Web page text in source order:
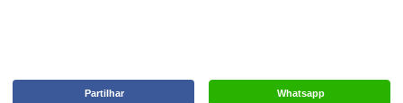
Whatsapp
Partilhar